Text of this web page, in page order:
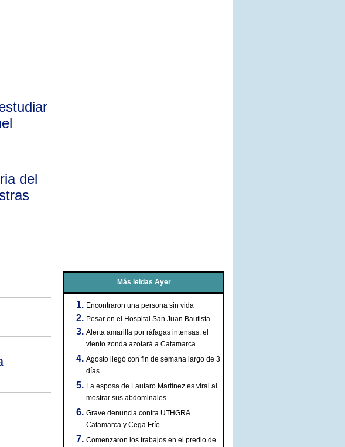
del
Más leidas Ayer
Encontraron una persona sin vida
Pesar en el Hospital San Juan Bautista
Alerta amarilla por ráfagas intensas: el
viento zonda azotará a Catamarca
Agosto llegó con fin de semana largo de 3
días
La esposa de Lautaro Martínez es viral al
mostrar sus abdominales
Grave denuncia contra UTHGRA
Catamarca y Cega Frío
Comenzaron los trabajos en el predio de